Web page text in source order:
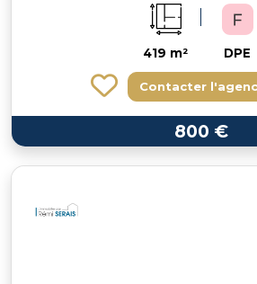
419 m² DPE
Contacter
800 €